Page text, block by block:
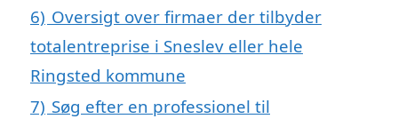
6) Oversigt over firmaer der tilbyder
totalentreprise i Sneslev eller hele
Ringsted kommune
7) Søg efter en professionel til